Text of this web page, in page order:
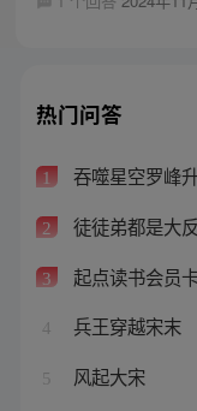
热门问答
1 吞噬星空罗峰
2 徒徒弟都是大
3 起点读书会员
4 兵王穿越宋末
5 风起大宋